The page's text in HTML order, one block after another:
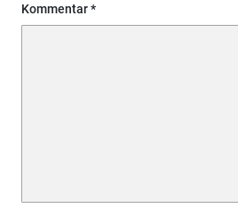
Kommentar